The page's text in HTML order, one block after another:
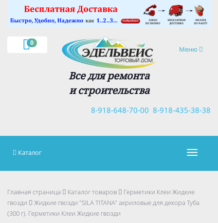
0
Навигация
Меню
Все для ремонта
и строительства
8-918-435-38-38
8-918-648-70-00
×
Каталог
Главная страница Каталог товаров
Герметики Клеи Жидкие
гвозди
Жидкие гвозди "SILA TITANA" акриловые для декора Туба
(300 г). Герметики Клеи Жидкие гвозди